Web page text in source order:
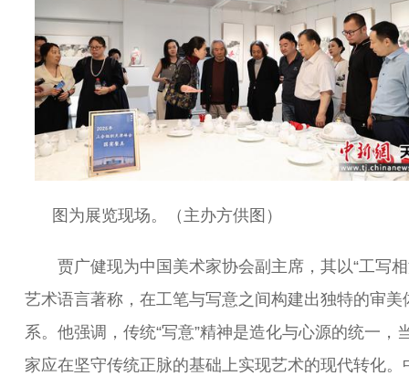
图为展览现场。（主办方供图）
贾广健现为中国美术家协会副主席，其以“工写相
艺术语言著称，在工笔与写意之间构建出独特的审美
系。他强调，传统“写意”精神是造化与心源的统一，
家应在坚守传统正脉的基础上实现艺术的现代转化。